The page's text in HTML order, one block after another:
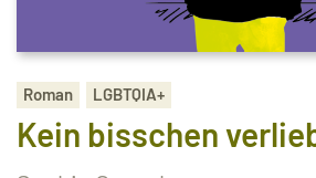
Roman LGBTQIA+
Kein bisschen